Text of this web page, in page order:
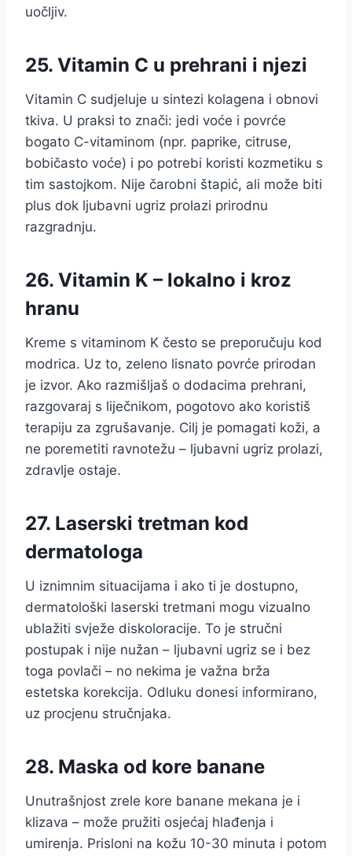
uočljiv.
25. Vitamin C u prehrani i njezi
Vitamin C sudjeluje u sintezi kolagena i obnovi
tkiva. U praksi to znači: jedi voće i povrće
bogato C-vitaminom (npr. paprike, citruse,
bobičasto voće) i po potrebi koristi kozmetiku s
tim sastojkom. Nije čarobni štapić, ali može biti
plus dok ljubavni ugriz prolazi prirodnu
razgradnju.
26. Vitamin K – lokalno i kroz
hranu
Kreme s vitaminom K često se preporučuju kod
modrica. Uz to, zeleno lisnato povrće prirodan
je izvor. Ako razmišljaš o dodacima prehrani,
razgovaraj s liječnikom, pogotovo ako koristiš
terapiju za zgrušavanje. Cilj je pomagati koži, a
ne poremetiti ravnotežu – ljubavni ugriz prolazi,
zdravlje ostaje.
27. Laserski tretman kod
dermatologa
U iznimnim situacijama i ako ti je dostupno,
dermatološki laserski tretmani mogu vizualno
ublažiti svježe diskoloracije. To je stručni
postupak i nije nužan – ljubavni ugriz se i bez
toga povlači – no nekima je važna brža
estetska korekcija. Odluku donesi informirano,
uz procjenu stručnjaka.
28. Maska od kore banane
Unutrašnjost zrele kore banane mekana je i
klizava – može pružiti osjećaj hlađenja i
umirenja. Prisloni na kožu 10-30 minuta i potom